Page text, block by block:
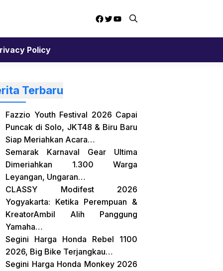
Facebook
Twitter
YouTube
Policy
Terbaru
Fazzio Youth Festival 2026 Capai
Puncak di Solo, JKT48 & Biru Baru
Siap Meriahkan Acara…
Semarak Karnaval Gear Ultima
Dimeriahkan 1.300 Warga
Leyangan, Ungaran…
CLASSY Modifest 2026
Yogyakarta: Ketika Perempuan &
KreatorAmbil Alih Panggung
Yamaha…
Segini Harga Honda Rebel 1100
2026, Big Bike Terjangkau…
Segini Harga Honda Monkey 2026